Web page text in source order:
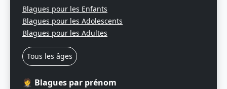
Blagues pour les Enfants
Blagues pour les Adolescents
Blagues pour les Adultes
Tous les âges
🤵 Blagues par prénom